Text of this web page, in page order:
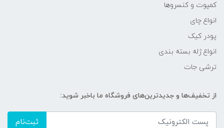
کمپوت و کنسروها
انواع چای
پودر کیک
انواع ژله بسته بندی
ترشی جات
از تخفیف‌ها و جدیدترین‌های فروشگاه ما باخبر شوید:
ثبت‌نام